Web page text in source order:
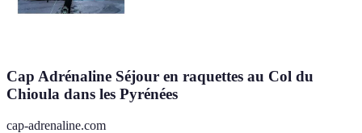
Cap Adrénaline Séjour en raquettes au Col du
Chioula dans les Pyrénées
cap-adrenaline.com